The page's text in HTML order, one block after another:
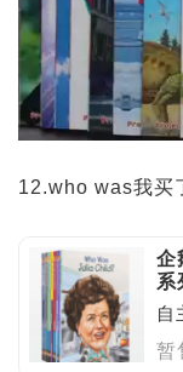
12.who was我买
企
系
自
暂